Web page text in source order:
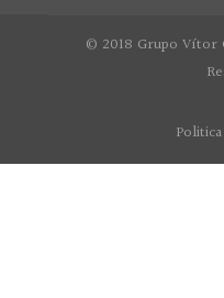
© 2018 Grupo Vítor